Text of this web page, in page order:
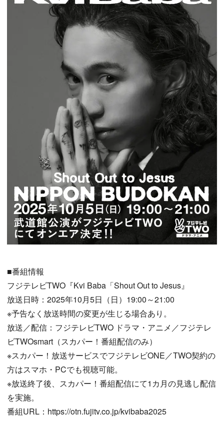
■番組情報
フジテレビTWO『Kvi Baba「Shout Out to Jesus』
放送日時：2025年10月5日（日）19:00～21:00
※予告なく放送時間の変更が生じる場合あり。
放送／配信：フジテレビTWO ドラマ・アニメ／フジテレ
ビTWOsmart（スカパー！番組配信のみ）
※スカパー！放送サービスでフジテレビONE／TWO契約の
方はスマホ・PCでも視聴可能。
※放送終了後、スカパー！番組配信にて1カ月の見逃し配信
を実施。
番組URL：https://otn.fujitv.co.jp/kvibaba2025